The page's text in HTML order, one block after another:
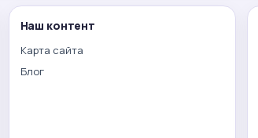
Наш контент
Карта сайта
Блог